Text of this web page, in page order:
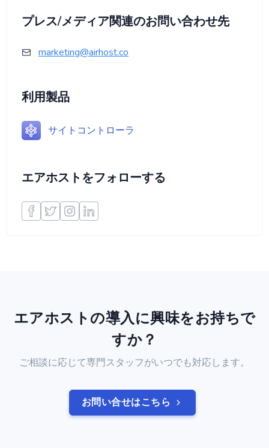
プレス/メディア関連のお問い合わせ先
marketing@airhost.co
利用製品
サイトコントローラ
エアホストをフォローする
エアホストの導入に興味をお持ちで
すか？
ご相談に応じて専門スタッフがいつでも対応します。
お問い合せはこちら